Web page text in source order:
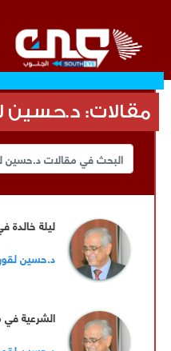
مقالات: د.حسين
ليلة خالدة
د.حسين لقور
الشرعية